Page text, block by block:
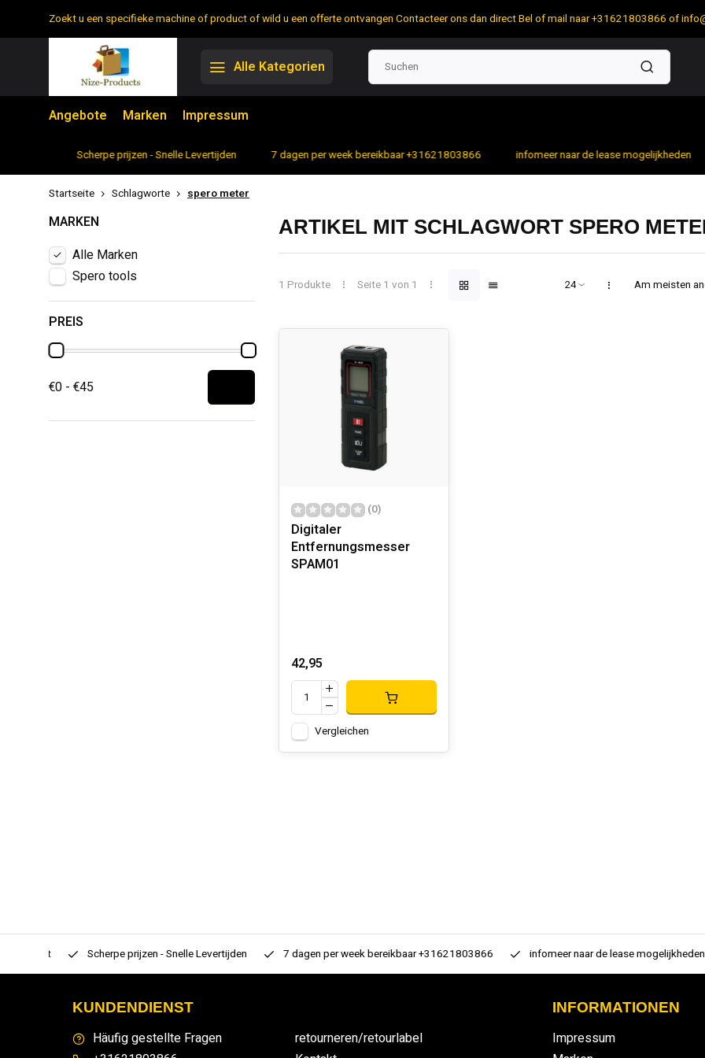
Zoekt u een specifieke machine of product of wild u een offerte ontvangen Contacteer ons dan direct Bel of mail naar +31621803866 of
Alle Kategorien
Angebote Marken Impressum
Scherpe prijzen - Snelle Levertijden 7 dagen per week bereikbaar +31621803866 infomeer naar de lease mogelijkheden
Startseite Schlagworte spero meter
MARKEN
Alle Marken
Spero tools
PREIS
€0 - €45
ARTIKEL MIT SCHLAGWORT SPERO
1 Produkte Seite 1 von 1 Am meisten
(0)
Digitaler
Entfernungsmesser
SPAM01
42,95
Vergleichen
Scherpe prijzen - Snelle Levertijden 7 dagen per week bereikbaar +31621803866 infomeer naar de lease mogelijkheden
KUNDENDIENST
Häufig gestellte Fragen
retourneren/retourlabel
INFORMATIONEN
Impressum